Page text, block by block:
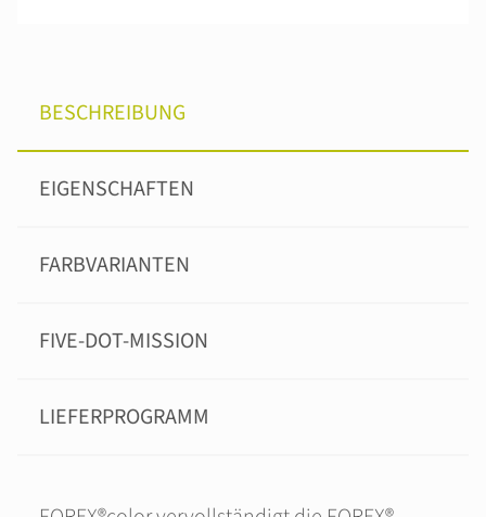
BESCHREIBUNG
EIGENSCHAFTEN
FARBVARIANTEN
FIVE-DOT-MISSION
LIEFERPROGRAMM